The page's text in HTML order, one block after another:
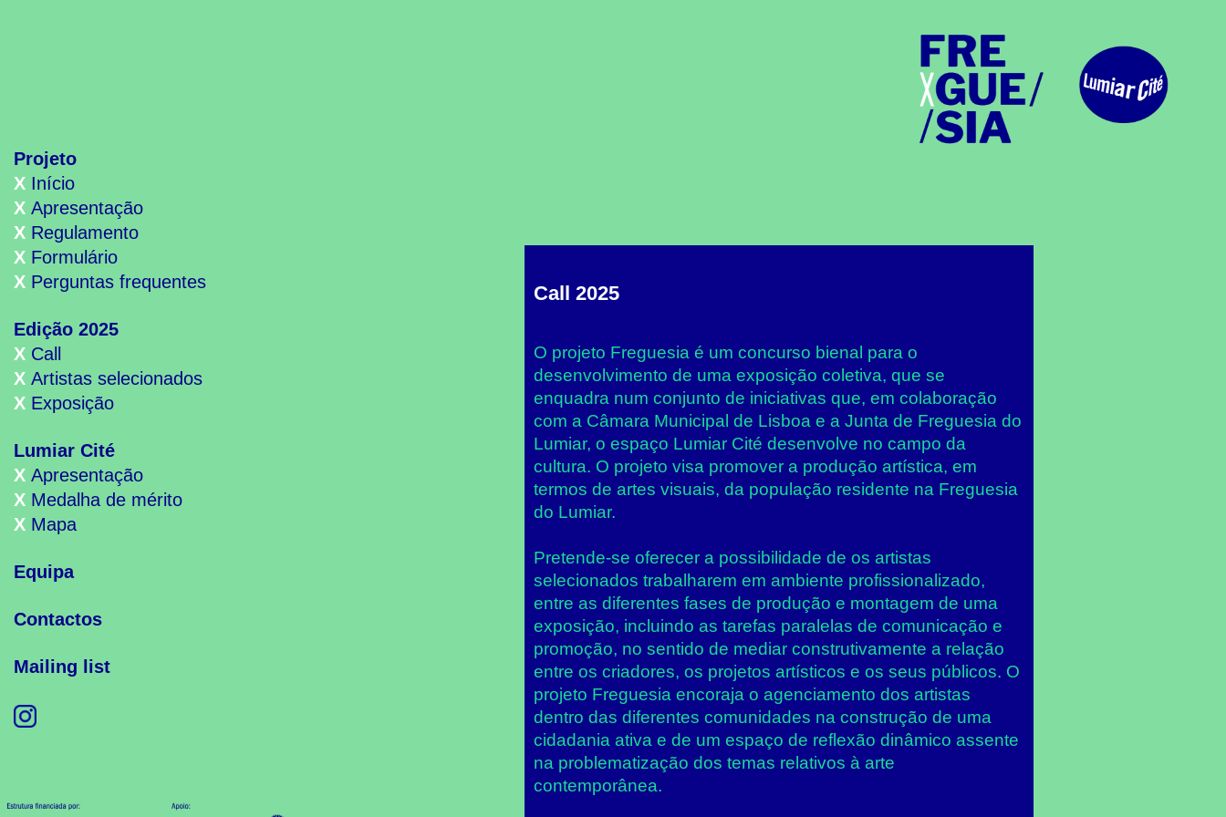
Projeto
X Início
XApresentação
X Regulamento
X Formulário
X Perguntas frequentes
Edição 2025
X Call
XArtistas selecionados
X Exposição
Lumiar Cité
XApresentação
X Medalha de mérito
X Mapa
Equipa
Contactos
Mailing list
Call 2025
O projeto Freguesia é um concurso bienal para o
desenvolvimento de uma exposição coletiva, que se
enquadra num conjunto de iniciativas que, em colaboração
com a Câmara Municipal de Lisboa e a Junta de Freguesia do
Lumiar, o espaço Lumiar Cité desenvolve no campo da
cultura. O projeto visa promover a produção artística, em
termos de artes visuais, da população residente na Freguesia
do Lumiar.
Pretende-se oferecer a possibilidade de os artistas
selecionados trabalharem em ambiente profissionalizado,
entre as diferentes fases de produção e montagem de uma
exposição, incluindo as tarefas paralelas de comunicação e
promoção, no sentido de mediar construtivamente a relação
entre os criadores, os projetos artísticos e os seus públicos. O
projeto Freguesia encoraja o agenciamento dos artistas
dentro das diferentes comunidades na construção de uma
cidadania ativa e de um espaço de reflexão dinâmico assente
na problematização dos temas relativos à arte
contemporânea.